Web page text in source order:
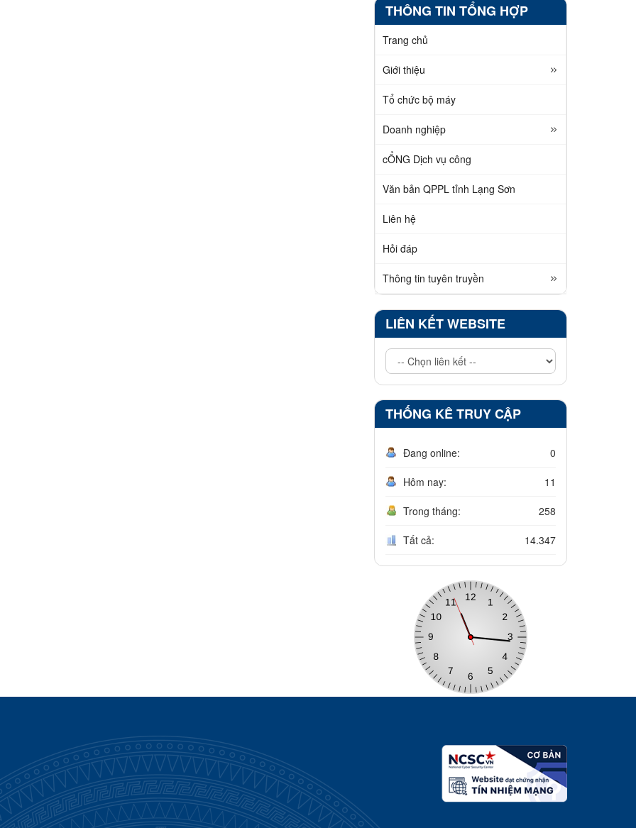
THÔNG TIN TỔNG HỢP
Trang chủ
Giới thiệu
Tổ chức bộ máy
Doanh nghiệp
cỔNG Dịch vụ công
Văn bản QPPL tỉnh Lạng Sơn
Liên hệ
Hỏi đáp
Thông tin tuyên truyền
LIÊN KẾT WEBSITE
THỐNG KÊ TRUY CẬP
Đang online: 0
Hôm nay: 11
Trong tháng: 258
Tất cả: 14.347